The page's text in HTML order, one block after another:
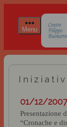
Menu
01/12/
Presentazione
“Cronache e